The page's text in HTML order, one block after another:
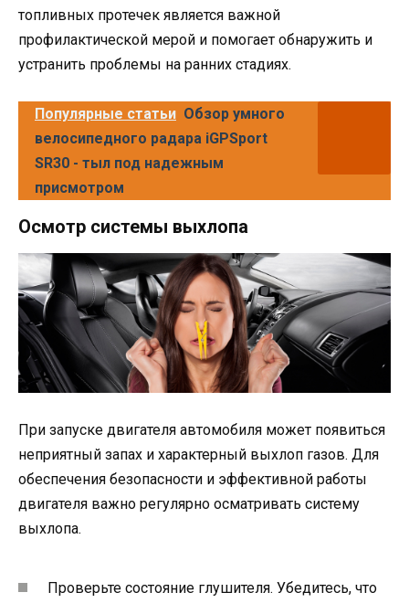
топливных протечек является важной
профилактической мерой и помогает обнаружить и
устранить проблемы на ранних стадиях.
Популярные статьи Обзор умного
велосипедного радара iGPSport
SR30 - тыл под надежным
присмотром
Осмотр системы выхлопа
При запуске двигателя автомобиля может появиться
неприятный запах и характерный выхлоп газов. Для
обеспечения безопасности и эффективной работы
двигателя важно регулярно осматривать систему
выхлопа.
Проверьте состояние глушителя. Убедитесь, что